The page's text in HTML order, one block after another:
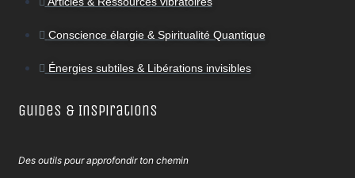
Conscience élargie & Spiritualité Quantique
Énergies subtiles & Libérations invisibles
Guides & Inspirations
Des outils pour approfondir ton chemin